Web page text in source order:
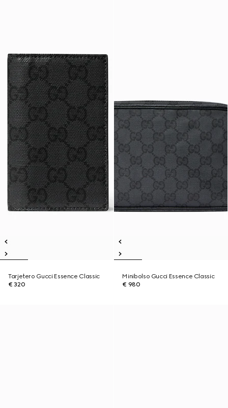
Tarjetero Gucci Essence Classic
€ 320
Minibolso Gucci Essence Classic
€ 980